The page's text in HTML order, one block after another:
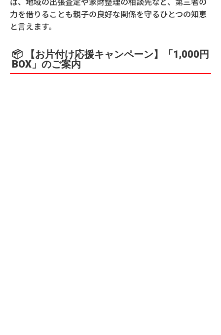
力を借りることも親子の良好な関係を守るひとつの知恵
と言えます。
📦 【お片付け応援キャンペーン】「1,000円
BOX」のご案内